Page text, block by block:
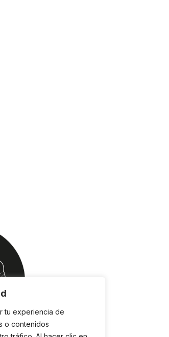
tu experiencia de
o contenidos